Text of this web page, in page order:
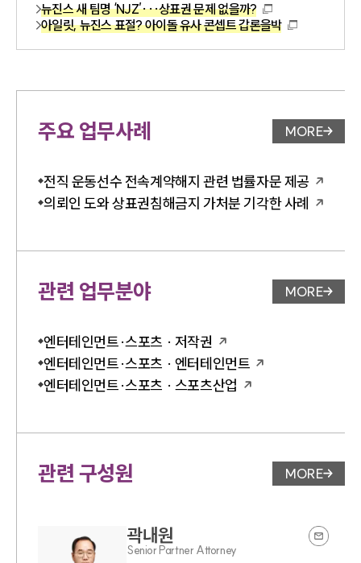
뉴진스 새 팀명 ‘NJZ’···상표권 문제 없을까?
아일릿, 뉴진스 표절? 아이돌 유사 콘셉트 갑론을박
주요 업무사례 업무사례
MORE
전직 운동선수 전속계약해지 관련 법률자문 제공
의뢰인 도와 상표권침해금지 가처분 기각한 사례
관련 업무분야 업무분야
MORE
엔터테인먼트·스포츠 · 저작권
엔터테인먼트·스포츠 · 엔터테인먼트
엔터테인먼트·스포츠 · 스포츠산업
관련 구성원 변호사 페
MORE
곽내원
Senior Partner Attorney